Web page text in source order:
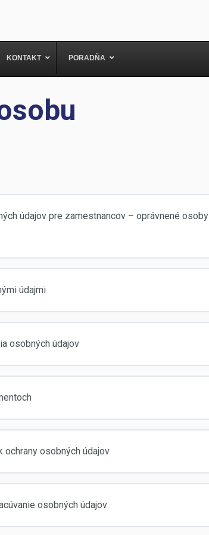
KONTAKT PORADŇA
údajov pre zamestnancov – oprávnené osoby
údajmi
osobných údajov
osobných údajov
osobných údajov